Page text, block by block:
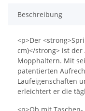
Beschreibung
<p>Der
cm)</strong> ist
Mopphaltern. Mit
patentierten
Laufeigenschaften
erleichtert er die